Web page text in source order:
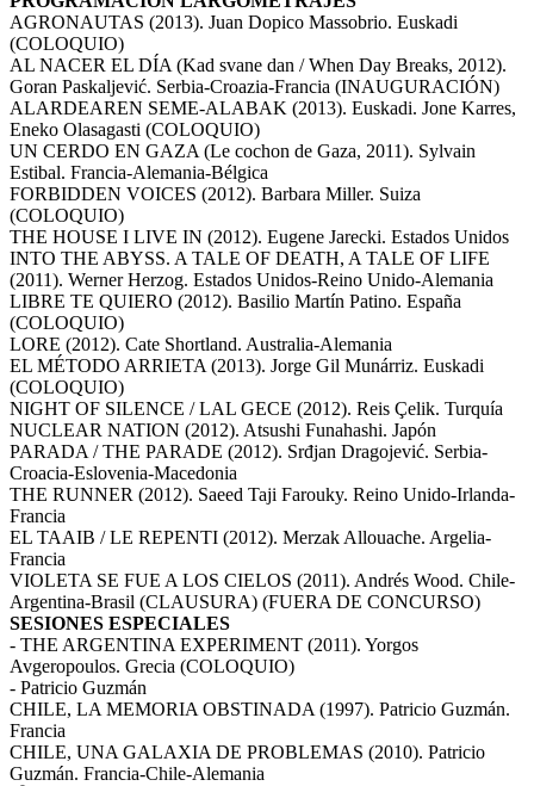
AGRONAUTAS (2013). Juan Dopico Massobrio. Euskadi
(COLOQUIO)
AL NACER EL DÍA (Kad svane dan / When Day Breaks, 2012).
Goran Paskaljević. Serbia-Croazia-Francia (INAUGURACIÓN)
ALARDEAREN SEME-ALABAK (2013). Euskadi. Jone Karres,
Eneko Olasagasti (COLOQUIO)
UN CERDO EN GAZA (Le cochon de Gaza, 2011). Sylvain
Estibal. Francia-Alemania-Bélgica
FORBIDDEN VOICES (2012). Barbara Miller. Suiza
(COLOQUIO)
THE HOUSE I LIVE IN (2012). Eugene Jarecki. Estados Unidos
INTO THE ABYSS. A TALE OF DEATH, A TALE OF LIFE
(2011). Werner Herzog. Estados Unidos-Reino Unido-Alemania
LIBRE TE QUIERO (2012). Basilio Martín Patino. España
(COLOQUIO)
LORE (2012). Cate Shortland. Australia-Alemania
EL MÉTODO ARRIETA (2013). Jorge Gil Munárriz. Euskadi
(COLOQUIO)
NIGHT OF SILENCE / LAL GECE (2012). Reis Çelik. Turquía
NUCLEAR NATION (2012). Atsushi Funahashi. Japón
PARADA / THE PARADE (2012). Srđjan Dragojević. Serbia-
Croacia-Eslovenia-Macedonia
THE RUNNER (2012). Saeed Taji Farouky. Reino Unido-Irlanda-
Francia
EL TAAIB / LE REPENTI (2012). Merzak Allouache. Argelia-
Francia
VIOLETA SE FUE A LOS CIELOS (2011). Andrés Wood. Chile-
Argentina-Brasil (CLAUSURA) (FUERA DE CONCURSO)
SESIONES ESPECIALES
- THE ARGENTINA EXPERIMENT (2011). Yorgos
Avgeropoulos. Grecia (COLOQUIO)
- Patricio Guzmán
CHILE, LA MEMORIA OBSTINADA (1997). Patricio Guzmán.
Francia
CHILE, UNA GALAXIA DE PROBLEMAS (2010). Patricio
Guzmán. Francia-Chile-Alemania